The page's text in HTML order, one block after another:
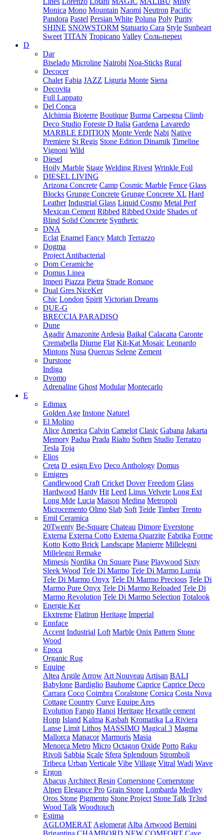
Monica Mono Mountain Naomi Neutron Pacific
Pandora Pastel Persian White Poluna Poly Purity
SHINE SNOWSTORM Statuario Cara Style Sunheart
Sweet TITAN Tropicano Valley Соль-перец
D
Dar
Biselado Microline Nairobi Noa-Sticks Rural
Decocer
Chalet Fabia JAZZ Liguria Monte Siena
Decovita
Full Lappato
Del Conca
Alchimia Bioterre Boutique Burma Carpegna Climb
Deco Studio Foreste D Italia Gardena Lavaredo
MARBLE EDITION Monte Verde Nabi Native
Premiere St Regis Stone Edition Dinamik Timeline
Vignoni Wild
Diesel
Hoily Marble Stage Welding Rivest Wrinkle Foil
DIESEL LIVING
Arizona Concrete Camp Cosmic Marble Fence Glass
Blocks Grunge Concrete Grunge Concrete XL Hard
Leather Industrial Glass Liquid Cosmo Metal Perf
Mexican Cement Ribbed Ribbed Oxide Shades of
Blind Solid Concrete Synthetic
DNA
Eclat Enamel Fancy Match Terrazzo
Dogma
Project Antibacterial
Dom Ceramiche
Domus Linea
Imperi Piazza Pietra Strade Romane
Dual Gres NiceKer
Chic London Spirit Victorian Dreams
DUE-G
BRECCIA PARADISO
Dune
Agadir Amazonite Ardesia Baikal Calacatta Caronte
Cremabella Diurne Flat Kit-Kat Mosaic Leonardo
Mintons Nusa Quercus Selene Zement
Durstone
Indiga
Dvomo
Adrenaline Ghost Modular Montecarlo
E
Edimax
Golden Age Instone Naturel
El Molino
Alice America Calvin Camelot Clasic Gabana Jakarta
Memory Padua Prada Rialto Soften Studio Terratzo
Tesla Toja
Elios
Creta D_esign Evo Deco Anthology Domus
Emigres
Candlewood Craft Cricket Dover Freedom Glass
Hardwood Hardy Hit Leed Linus Velvete Long Ext
Long Mde Lucia Maison Medina Metropoli
Microcemento Olmo Slab Soft Teide Timber Trento
Emil Ceramica
20Twenty Be-Square Chateau Dimore Everstone
Externa Externa Cotto Externa Quarzite Fabrika Forme
Kotto Kotto Brick Landscape Mapierre Millelegni
Millelegni Remake
Mimesis Nordika On Square Piase Playwood Sixty
Sleek Wood Tele Di Marmo Tele Di Marmo Lumia
Tele Di Marmo Onyx Tele Di Marmo Precious Tele Di
Marmo Pure Onyx Tele Di Marmo Reloaded Tele Di
Marmo Revolution Tele Di Marmo Selection Totalook
Energie Ker
Ekxtreme Flatiron Heritage Imperial
Ennface
Accent Industrial Loft Marble Onix Pattern Stone
Wood
Epoca
Organic Rug
Equipe
Altea Argile Arrow Art Nouveau Artisan BALI
Babylone Bardiglio Bauhome Caprice Caprice Deco
Carrara Coco Coimbra Coralstone Corsica Costa Nova
Cottage Country Curve Equipe Ares
Evolution Fango Hanoi Heritage Hexatile cement
Hopp Island Kalma Kasbah Kromatika La Riviera
Lanse Limit Lithos MASSIMO Magical 3 Magma
Mallorca Manacor Marmoris Masia
Menorca Metro Micro Octagon Oxide Porto Raku
Rivoli Sabbia Scale Sfera Splendours Stromboli
Tribeca Urban Verticale Vibe Village Vitral Wadi Wave
Ergon
Abacus Architect Resin Cornerstone Cornerstone
Alpen Elegance Pro Grain Stone Lombarda Medley
Oros Stone Pigmento Stone Project Stone Talk Tr3nd
Wood Talk Woodtouch
Estima
AGLOMERAT Aglomerat Alba Artwood Bernini